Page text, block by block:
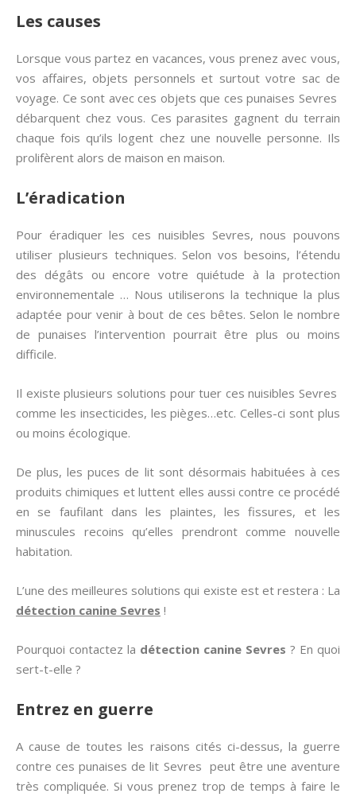
Les causes
Lorsque vous partez en vacances, vous prenez avec vous,
vos affaires, objets personnels et surtout votre sac de
voyage. Ce sont avec ces objets que ces punaises Sevres
débarquent chez vous. Ces parasites gagnent du terrain
chaque fois qu’ils logent chez une nouvelle personne. Ils
prolifèrent alors de maison en maison.
L’éradication
Pour éradiquer les ces nuisibles Sevres, nous pouvons
utiliser plusieurs techniques. Selon vos besoins, l’étendu
des dégâts ou encore votre quiétude à la protection
environnementale … Nous utiliserons la technique la plus
adaptée pour venir à bout de ces bêtes. Selon le nombre
de punaises l’intervention pourrait être plus ou moins
difficile.
Il existe plusieurs solutions pour tuer ces nuisibles Sevres
comme les insecticides, les pièges…etc. Celles-ci sont plus
ou moins écologique.
De plus, les puces de lit sont désormais habituées à ces
produits chimiques et luttent elles aussi contre ce procédé
en se faufilant dans les plaintes, les fissures, et les
minuscules recoins qu’elles prendront comme nouvelle
habitation.
L’une des meilleures solutions qui existe est et restera : La
détection canine Sevres !
Pourquoi contactez la détection canine Sevres ? En quoi
sert-t-elle ?
Entrez en guerre
A cause de toutes les raisons cités ci-dessus, la guerre
contre ces punaises de lit Sevres peut être une aventure
très compliquée. Si vous prenez trop de temps à faire le